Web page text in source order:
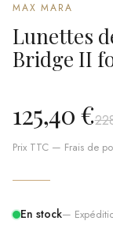
MAX MARA
Lunettes
Bridge II
125,40 €
Prix TTC — Frais de
En stock—